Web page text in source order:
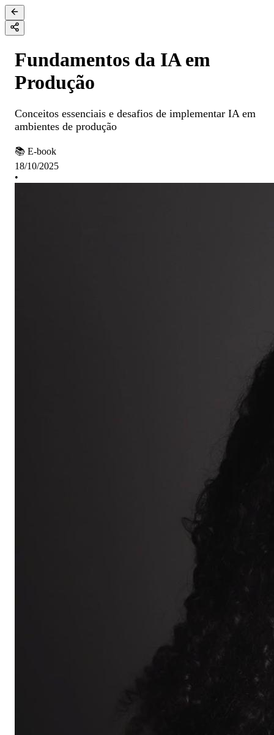
Fundamentos da IA em
Produção
Conceitos essenciais e desafios de implementar IA em
ambientes de produção
📚 E-book
18/10/2025
•